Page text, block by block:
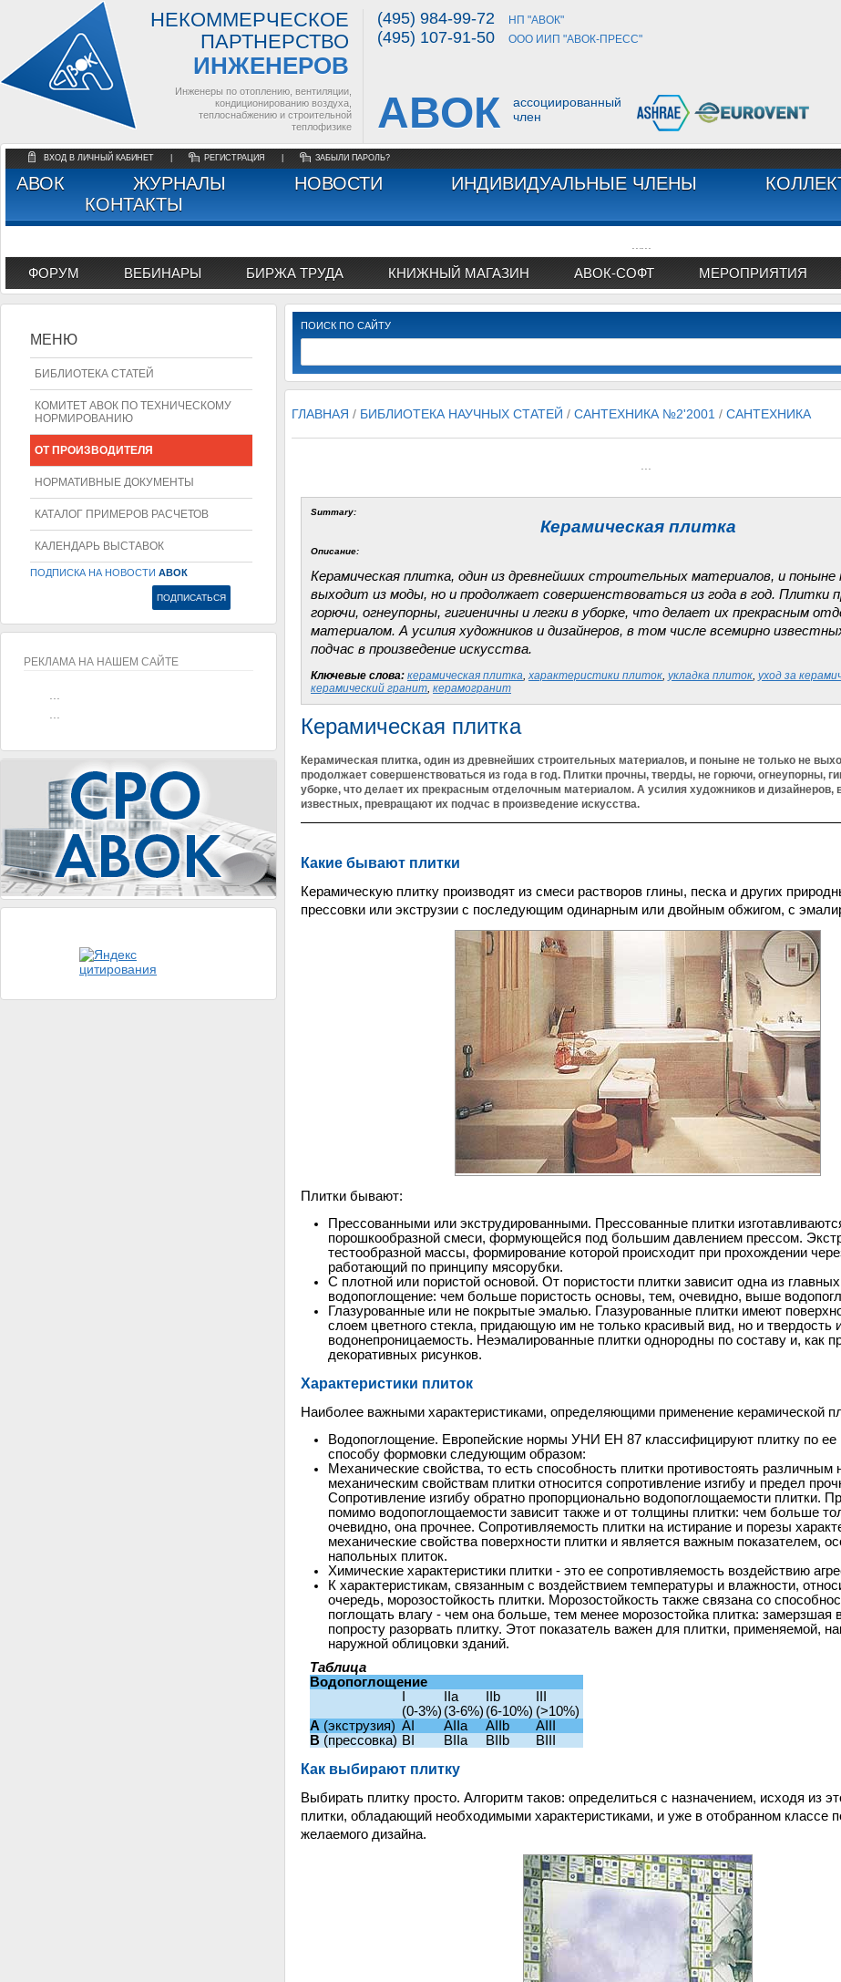
НЕКОММЕРЧЕСКОЕ
ПАРТНЕРСТВО
ИНЖЕНЕРОВ
Инженеры по отоплению, вентиляции,
кондиционированию воздуха,
теплоснабжению и строительной
теплофизике
(495) 984-99-72 НП "АВОК"
(495) 107-91-50 ООО ИИП "АВОК-ПРЕСС"
АВОК
ассоциированный
член
ВХОД В ЛИЧНЫЙ КАБИНЕТ РЕГИСТРАЦИЯ ЗАБЫЛИ ПАРОЛЬ?
АВОК ЖУРНАЛЫ НОВОСТИ ИНДИВИДУАЛЬНЫЕ ЧЛЕНЫ
КОНТАКТЫ
ФОРУМ ВЕБИНАРЫ БИРЖА ТРУДА КНИЖНЫЙ МАГАЗИН АВОК-СОФТ МЕРОПРИЯТИЯ
ПОИСК ПО САЙТУ
ГЛАВНАЯ / БИБЛИОТЕКА НАУЧНЫХ СТАТЕЙ / САНТЕХНИКА №2'2001 / САНТЕХНИКА
Summary:
Керамическая плитка
Описание:
Керамическая плитка, один из древнейших строительных материалов, и поныне
выходит из моды, но и продолжает совершенствоваться из года в год. Плитки
горючи, огнеупорны, гигиеничны и легки в уборке, что делает их прекрасным
материалом. А усилия художников и дизайнеров, в том числе всемирно
подчас в произведение искусства.
Ключевые слова: керамическая плитка,характеристики плиток, укладка плиток, уход за
керамический гранит, керамогранит
Керамическая плитка
Керамическая плитка, один из древнейших строительных материалов, и поныне не только не
продолжает совершенствоваться из года в год. Плитки прочны, тверды, не горючи, огнеупорны,
уборке, что делает их прекрасным отделочным материалом. А усилия художников и дизайнеров,
известных, превращают их подчас в произведение искусства.
Какие бывают плитки
Керамическую плитку производят из cмеси растворов глины, песка и других
прессовки или экструзии с последующим одинарным или двойным обжигом, с
Плитки бывают:
Прессованными или экструдированными. Прессованные плитки
порошкообразной cмеси, формующейся под большим давлением прессом.
тестообразной массы, формирование которой происходит при прохождении
работающий по принципу мясорубки.
С плотной или пористой основой. От пористости плитки зависит одна из
водопоглощение: чем больше пористость основы, тем, очевидно, выше
Глазурованные или не покрытые эмалью. Глазурованные плитки имеют
слоем цветного стекла, придающую им не только красивый вид, но и твердость
водонепроницаемость. Неэмалированные плитки однородны по составу и, как
декоративных рисунков.
Характеристики плиток
Наиболее важными характеристиками, определяющими применение керамической
Водопоглощение. Европейские нормы УНИ ЕН 87 классифицируют плитку по ее
способу формовки следующим образом:
Механические свойства, то есть способность плитки противостоять различным
механическим свойствам плитки относится сопротивление изгибу и предел
Сопротивление изгибу обратно пропорционально водопоглощаемости плитки.
помимо водопоглощаемости зависит также и от толщины плитки: чем больше
очевидно, она прочнее. Сопротивляемость плитки на истирание и порезы
механические свойства поверхности плитки и является важным показателем,
напольных плиток.
Химические характеристики плитки - это ее сопротивляемость воздействию
К характеристикам, связанным с воздействием температуры и влажности,
очередь, морозостойкость плитки. Морозостойкость также связана со
поглощать влагу - чем она больше, тем менее морозостойка плитка: замерзшая
попросту разорвать плитку. Этот показатель важен для плитки, применяемой,
наружной облицовки зданий.
Таблица
Водопоглощение
(0-3%)
IIa
(3-6%)
IIb
(6-10%) (>10%)
А (экструзия) AI AIIa AIIb
AIII
В (прессовка) BI BIIa BIIb BIII
Как выбирают плитку
Выбирать плитку просто. Алгоритм таков: определиться с назначением, исходя из
плитки, обладающий необходимыми характеристиками, и уже в отобранном классе
желаемого дизайна.
МЕНЮ
БИБЛИОТЕКА СТАТЕЙ
КОМИТЕТ АВОК ПО ТЕХНИЧЕСКОМУ
НОРМИРОВАНИЮ
ОТ ПРОИЗВОДИТЕЛЯ
НОРМАТИВНЫЕ ДОКУМЕНТЫ
КАТАЛОГ ПРИМЕРОВ РАСЧЕТОВ
КАЛЕНДАРЬ ВЫСТАВОК
ПОДПИСКА НА НОВОСТИ АВОК
РЕКЛАМА НА НАШЕМ САЙТЕ